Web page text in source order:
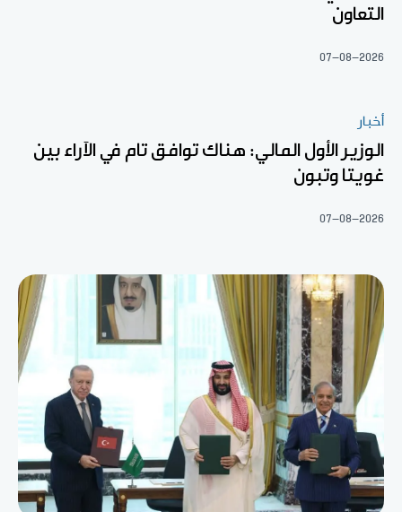
التعاون
07-08-2026
أخبار
الوزير الأول المالي: هناك توافق تام في الآراء بين
غويتا وتبون
07-08-2026